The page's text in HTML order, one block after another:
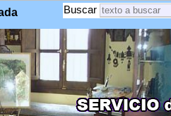
Buscar